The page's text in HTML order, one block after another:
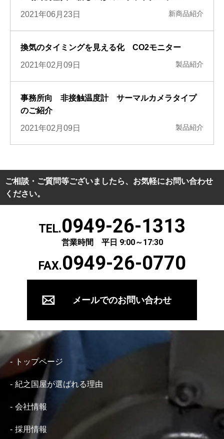
2021年06月23日 新商品紹介
換気のタイミングを見える化 CO2モニター
2021年02月09日 製品紹介
事務所向 非接触温度計 サーマルカメラタイプ
のご紹介
2021年02月09日 製品紹介
ご相談・ご質問等ございましたら、お気軽にお問い合わせ
ください。
TEL.0949-26-1313
営業時間 平日 9:00～17:30
FAX.0949-26-0770
メールでのお問い合わせ
トップページ
紀之国屋が選ばれる理由
会社情報
採用情報